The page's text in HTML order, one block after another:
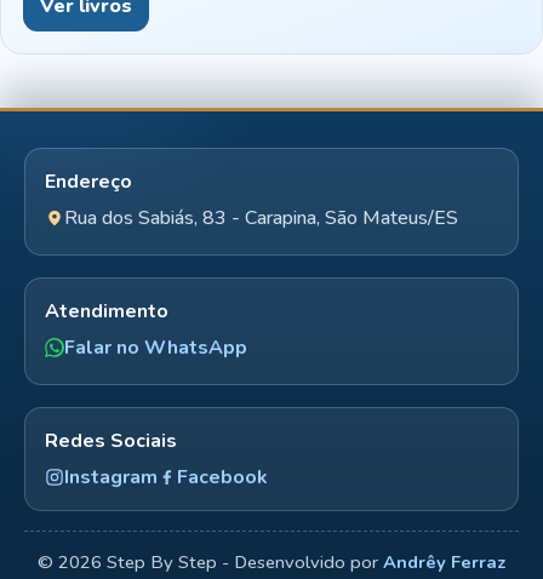
Ver livros
Endereço
Rua dos Sabiás, 83 - Carapina, São Mateus/ES
Atendimento
Falar no WhatsApp
Redes Sociais
Instagram
Facebook
© 2026 Step By Step - Desenvolvido por Andrêy Ferraz